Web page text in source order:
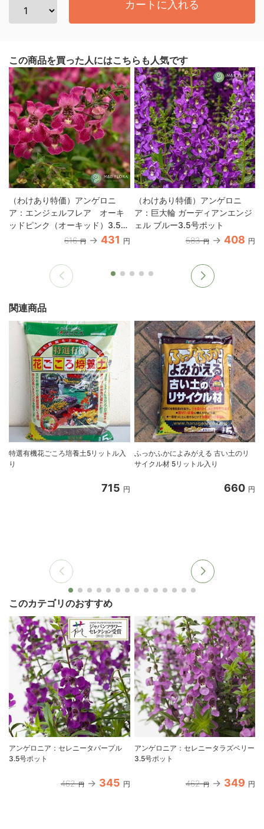
カートに入れる
この商品を買った人にはこちらも人気です
（わけあり特価）アンゲロニ
ア：エンジェルフレア オーキ
ッドピンク（オーキッド）3.5号
616 円 431 円
（わけあり特価）アンゲロニ
ア：巨大輪 ガーディアンエンジ
ェル ブルー3.5号ポット
583 円 408 円
関連商品
特選有機花ごころ培養土5リットル入
り
715 円
ふっかふかによみがえる 古い土のリ
サイクル材 5リットル入り
660 円
このカテゴリのおすすめ
アンゲロニア：セレニータパープル
3.5号ポット
462 円 345 円
アンゲロニア：セレニータラズベリー
3.5号ポット
462 円 349 円